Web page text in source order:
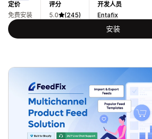
定价
免费安装
评分
5.0
(245)
开发人员
Entafix
安装